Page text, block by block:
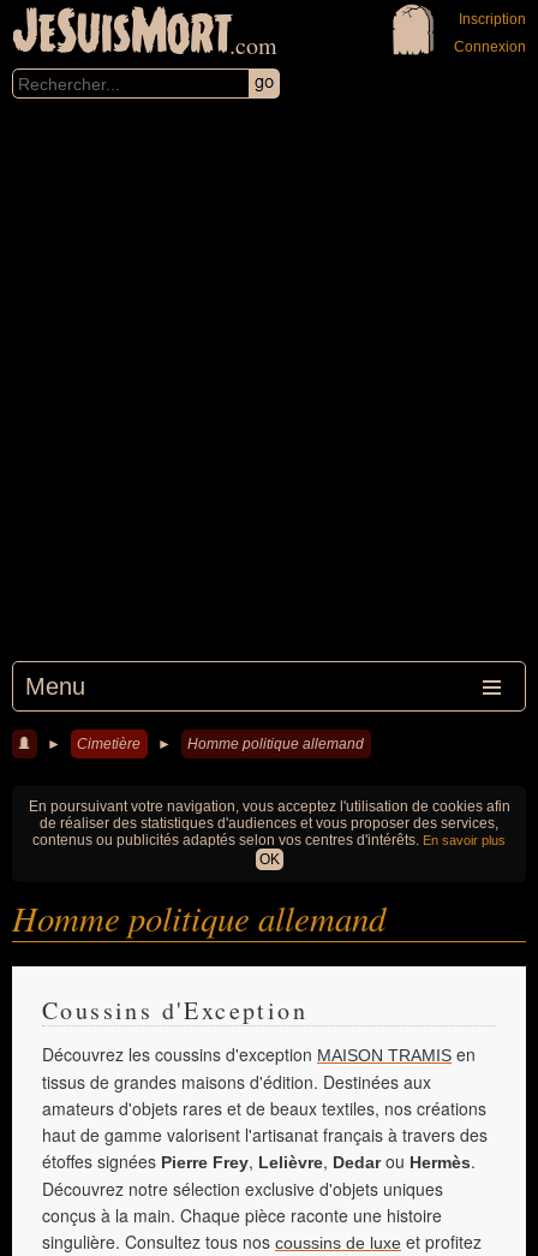
JeSuisMort.com
Menu
Inscription
Connexion
► Cimetière ► Homme politique allemand
En poursuivant votre navigation, vous acceptez l'utilisation de cookies afin
de réaliser des statistiques d'audiences et vous proposer des services,
contenus ou publicités adaptés selon vos centres d'intérêts. En savoir plus
OK
Homme politique allemand
Coussins d'Exception
Découvrez les coussins d'exception MAISON TRAMIS en
tissus de grandes maisons d'édition. Destinées aux
amateurs d'objets rares et de beaux textiles, nos créations
haut de gamme valorisent l'artisanat français à travers des
étoffes signées Pierre Frey, Lelièvre, Dedarou Hermès.
Découvrez notre sélection exclusive d'objets uniques
conçus à la main. Chaque pièce raconte une histoire
singulière. Consultez tous nos coussins de luxe et profitez